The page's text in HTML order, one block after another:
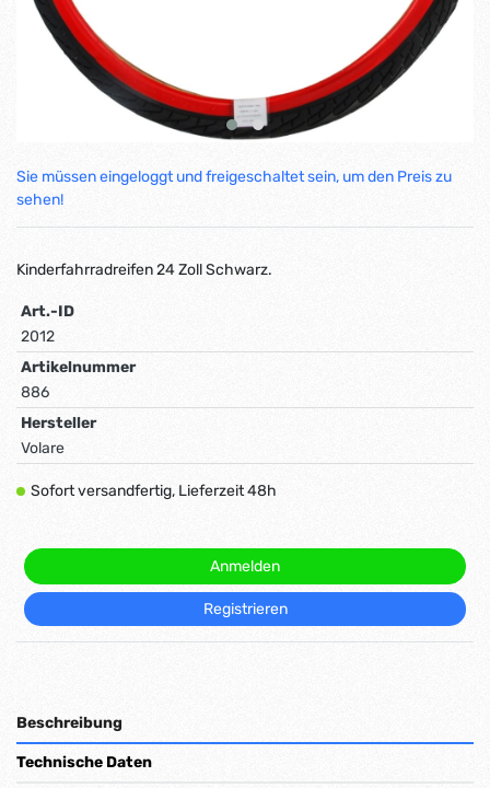
Sie müssen eingeloggt und freigeschaltet sein, um den Preis zu
sehen!
Kinderfahrradreifen 24 Zoll Schwarz.
Art.-ID
2012
Artikelnummer
886
Hersteller
Volare
Sofort versandfertig, Lieferzeit 48h
Anmelden
Registrieren
Beschreibung
Technische Daten